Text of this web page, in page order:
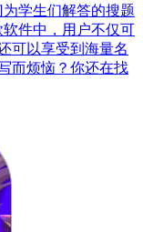
学生们解答的搜题
件中，用户不仅可
可以享受到海量名
而烦恼？你还在找